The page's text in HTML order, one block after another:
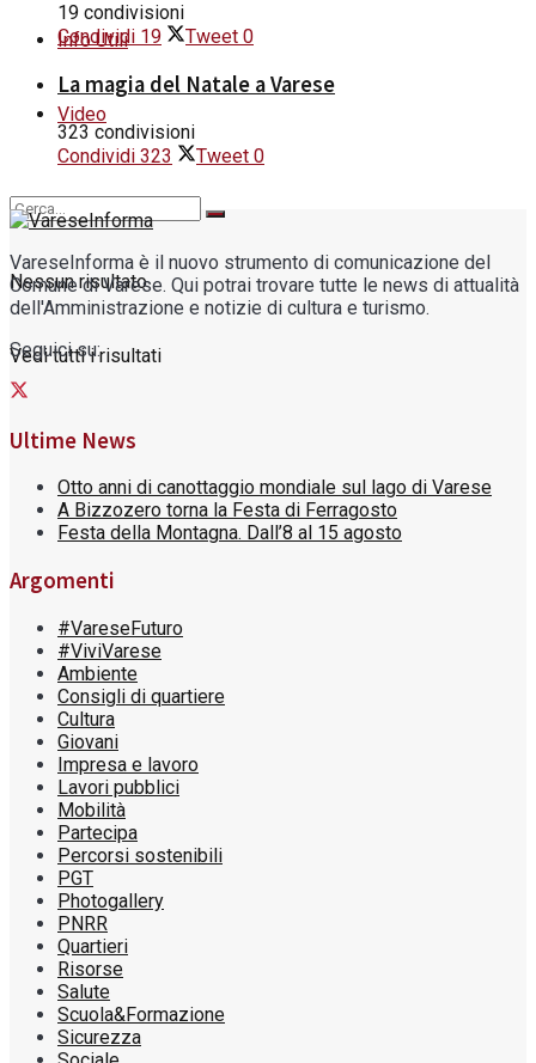
Info Utili
Video
Nessun risultato
Vedi tutti i risultati
19 condivisioni
Condividi 19 Tweet 0
La magia del Natale a Varese
323 condivisioni
Condividi 323 Tweet 0
VareseInforma è il nuovo strumento di comunicazione del
Comune di Varese. Qui potrai trovare tutte le news di attualità
dell'Amministrazione e notizie di cultura e turismo.
Seguici su:
Ultime News
Otto anni di canottaggio mondiale sul lago di Varese
A Bizzozero torna la Festa di Ferragosto
Festa della Montagna. Dall’8 al 15 agosto
Argomenti
#VareseFuturo
#ViviVarese
Ambiente
Consigli di quartiere
Cultura
Giovani
Impresa e lavoro
Lavori pubblici
Mobilità
Partecipa
Percorsi sostenibili
PGT
Photogallery
PNRR
Quartieri
Risorse
Salute
Scuola&Formazione
Sicurezza